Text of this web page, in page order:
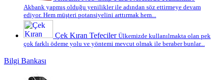
Akbank yapmış olduğu yenilikler ile adından söz ettirmeye devam
ediyor. Hem müşteri potansiyelini arttırmak hem...
Çek Kıran Tefeciler Ülkemizde kullanılmakta olan pek
çok farklı ödeme yolu ve yöntemi mevcut olmak ile beraber bunlar...
Bilgi Bankası